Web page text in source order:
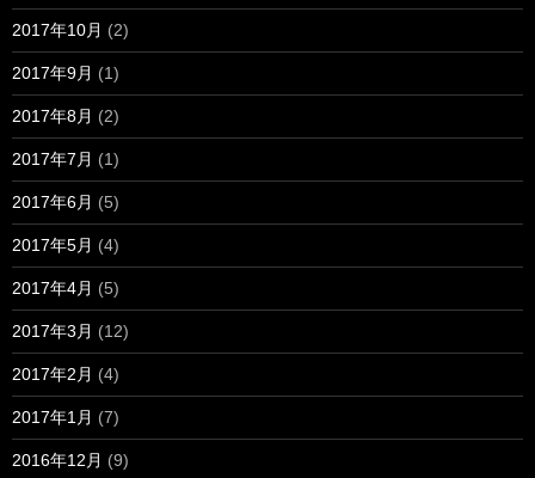
2017年10月 (2)
2017年9月 (1)
2017年8月 (2)
2017年7月 (1)
2017年6月 (5)
2017年5月 (4)
2017年4月 (5)
2017年3月 (12)
2017年2月 (4)
2017年1月 (7)
2016年12月 (9)